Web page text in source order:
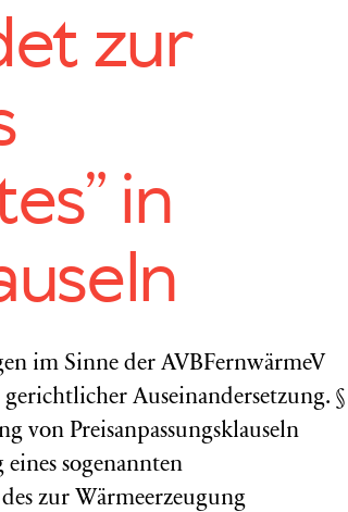
zur
in
im Sinne der AVBFernwärmeV
Auseinandersetzung. §
von Preisanpassungsklauseln
sogenannten
zur Wärmeerzeugung